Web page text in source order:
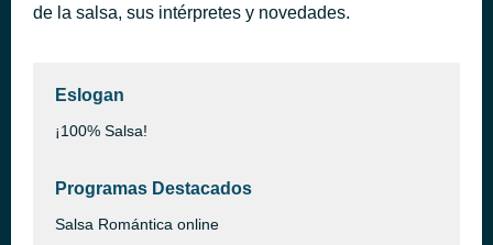
de la salsa, sus intérpretes y novedades.
Eslogan
¡100% Salsa!
Programas Destacados
Salsa Romántica online